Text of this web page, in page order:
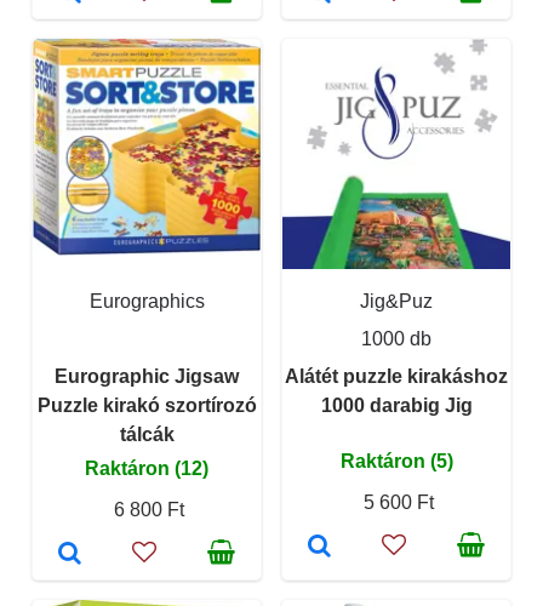
Eurographics
Eurographic Jigsaw
Puzzle kirakó szortírozó
tálcák
Raktáron (12)
6 800 Ft
Jig&Puz
1000 db
Alátét puzzle kirakáshoz
1000 darabig Jig
Raktáron (5)
5 600 Ft